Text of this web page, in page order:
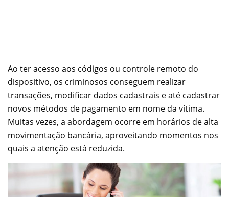
Ao ter acesso aos códigos ou controle remoto do
dispositivo, os criminosos conseguem realizar
transações, modificar dados cadastrais e até cadastrar
novos métodos de pagamento em nome da vítima.
Muitas vezes, a abordagem ocorre em horários de alta
movimentação bancária, aproveitando momentos nos
quais a atenção está reduzida.